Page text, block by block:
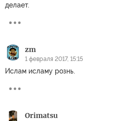
делает.
zm
1 февраля 2017, 15:15
Ислам исламу рознь.
Orimatsu